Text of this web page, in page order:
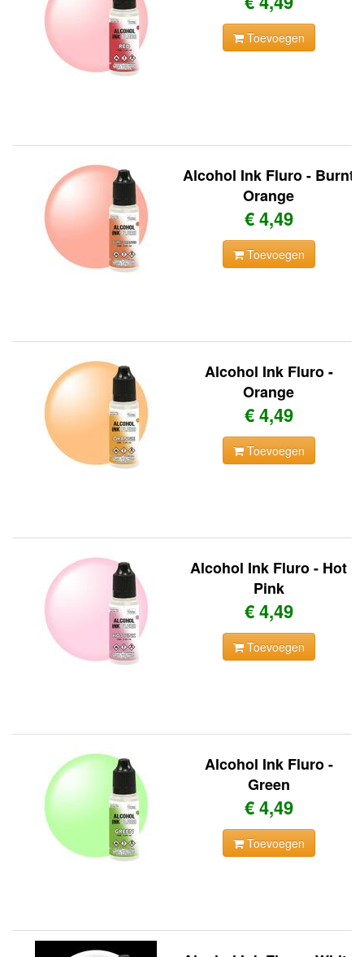
Toevoegen
Alcohol Ink Fluro - Burnt
Orange
€ 4,49
Toevoegen
Alcohol Ink Fluro -
Orange
€ 4,49
Toevoegen
Alcohol Ink Fluro - Hot
Pink
€ 4,49
Toevoegen
Alcohol Ink Fluro -
Green
€ 4,49
Toevoegen